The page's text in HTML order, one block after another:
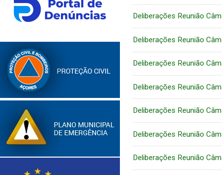
Deliberações Reunião
Deliberações Reunião
Deliberações Reunião
Deliberações Reunião
Deliberações Reunião
Deliberações Reunião
Deliberações Reunião